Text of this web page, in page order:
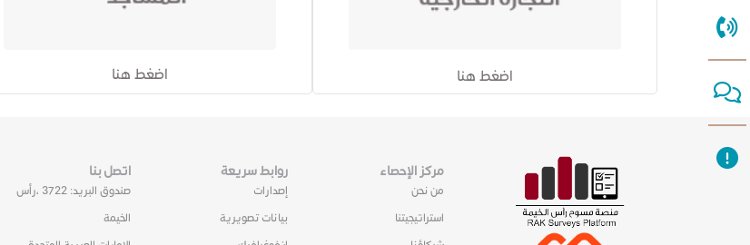
اضغط هنا اضغط هنا
مركز الإحصاء
من نحن
استراتيجيتنا
روابط سريعة
إصدارات
بيانات تصويرية
اتصل بنا
صندوق البريد: 3722 ،رأس
الخيمة